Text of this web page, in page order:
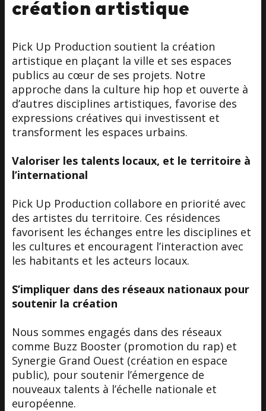
création artistique
Pick Up Production soutient la création
artistique en plaçant la ville et ses espaces
publics au cœur de ses projets. Notre
approche dans la culture hip hop et ouverte à
d’autres disciplines artistiques, favorise des
expressions créatives qui investissent et
transforment les espaces urbains.
Valoriser les talents locaux, et le territoire à
l’international
Pick Up Production collabore en priorité avec
des artistes du territoire. Ces résidences
favorisent les échanges entre les disciplines et
les cultures et encouragent l’interaction avec
les habitants et les acteurs locaux.
S’impliquer dans des réseaux nationaux pour
soutenir la création
Nous sommes engagés dans des réseaux
comme Buzz Booster (promotion du rap) et
Synergie Grand Ouest (création en espace
public), pour soutenir l’émergence de
nouveaux talents à l’échelle nationale et
européenne.